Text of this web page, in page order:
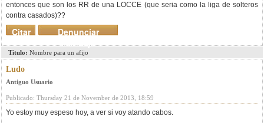
entonces que son los RR de una LOCCE (que seria como la liga de solteros
contra casados)??
Denunciar
mensaje
Citar
Titulo: Nombre para un afijo
Ludo
Antiguo Usuario
Publicado: Thursday 21 de November de 2013, 18:59
Yo estoy muy espeso hoy, a ver si voy atando cabos.